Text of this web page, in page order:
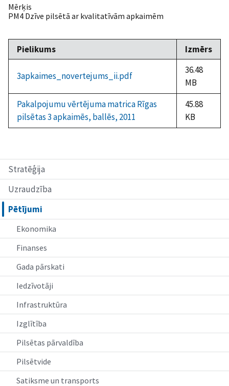
Stratēģija
Uzraudzība
Pētījumi
Ekonomika
Finanses
Gada pārskati
Iedzīvotāji
Infrastruktūra
Izglītība
Pilsētas pārvaldība
Pilsētvide
Satiksme un transports
Mērķis
PM4 Dzīve pilsētā ar kvalitatīvām apkaimēm
Pielikums Izmērs
3apkaimes_novertejums_ii.pdf
36.48
MB
Pakalpojumu vērtējuma matrica Rīgas
pilsētas 3 apkaimēs, ballēs, 2011
45.88
KB